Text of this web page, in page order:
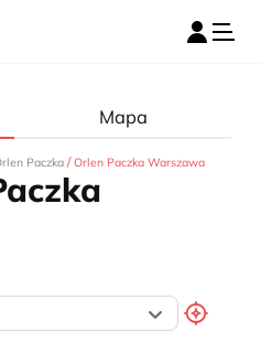
Mapa
Paczka / Orlen Paczka Warszawa